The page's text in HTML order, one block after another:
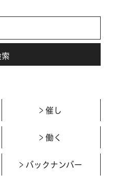
催し
働く
バックナンバー